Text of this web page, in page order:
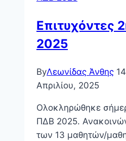
Επιτυχόντες
2025
ByΛεωνίδας Άνθης
Απριλίου, 2025
Ολοκληρώθηκε
ΠΔΒ 2025.
των 13 μαθητών/